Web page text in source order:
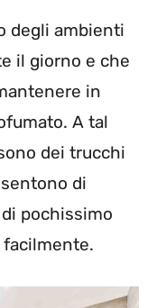
degli ambienti
il giorno e che
in
A tal
dei trucchi
di
pochissimo